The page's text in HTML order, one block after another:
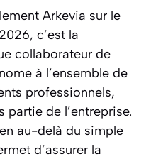
Arkevia sur le
c’est la
collaborateur de
à l’ensemble de
professionnels,
partie de l’entreprise.
au-delà du simple
d’assurer la